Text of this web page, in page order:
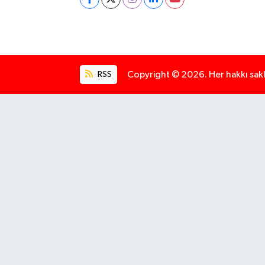
RSS Copyright © 2026. Her hakkı